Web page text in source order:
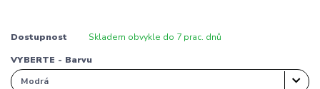
Dostupnost Skladem obvykle do 7 prac. dnů
VYBERTE - Barvu